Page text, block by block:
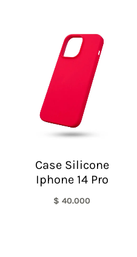
Case Silicone
Iphone 14 Pro
$ 40.000